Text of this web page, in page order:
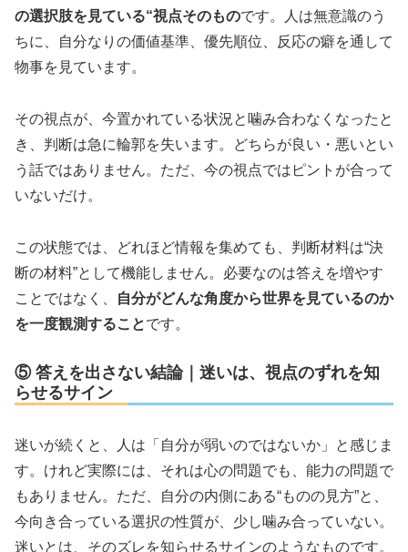
の選択肢を見ている“視点そのものです。人は無意識のう
ちに、自分なりの価値基準、優先順位、反応の癖を通して
物事を見ています。
その視点が、今置かれている状況と噛み合わなくなったと
き、判断は急に輪郭を失います。どちらが良い・悪いとい
う話ではありません。ただ、今の視点ではピントが合って
いないだけ。
この状態では、どれほど情報を集めても、判断材料は“決
断の材料”として機能しません。必要なのは答えを増やす
ことではなく、
自分がどんな角度から世界を見ているのか
を一度観測することです。
⑤ 答えを出さない結論｜迷いは、視点のずれを知
らせるサイン
迷いが続くと、人は「自分が弱いのではないか」と感じま
す。けれど実際には、それは心の問題でも、能力の問題で
もありません。ただ、自分の内側にある“ものの見方”と、
今向き合っている選択の性質が、少し噛み合っていない。
迷いとは、そのズレを知らせるサインのようなものです。